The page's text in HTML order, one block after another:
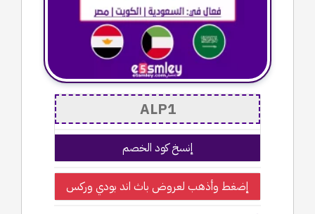
إنسخ كود الخصم
إضغط وأذهب لعروض باث اند بودي وركس